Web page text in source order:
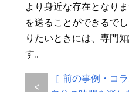
より身近な存在となり
を送ることができるで
りたいときには、専門
す。
<
［ 前の事例・コラ